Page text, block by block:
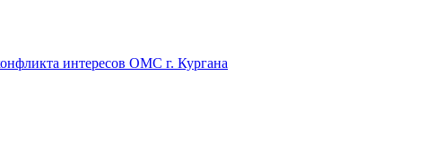
интересов ОМС г. Кургана